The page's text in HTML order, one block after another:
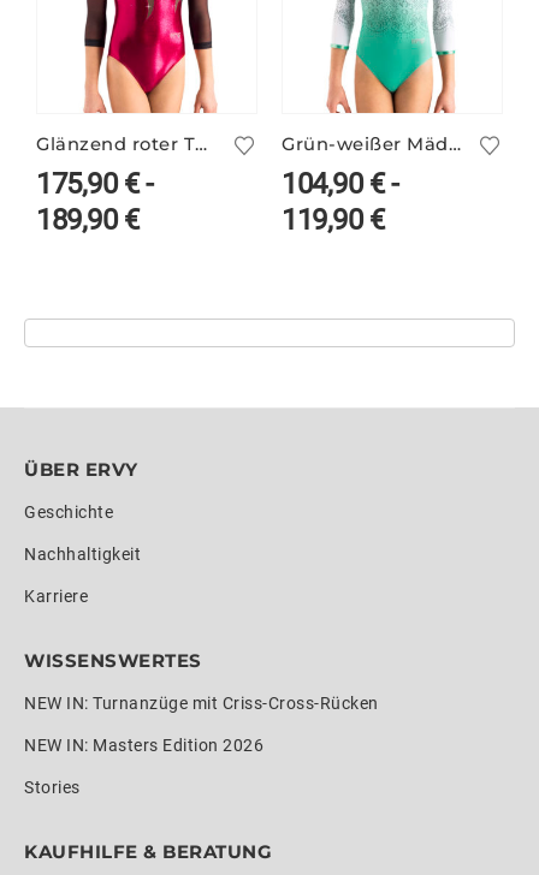
Glänzend roter Turnanzug LORNA/3 mit Ärmelprint
175,90€-
189,90€
Grün-weißer Mädchen Print-Turnanzug ILKA/4
104,90€-
119,90€
ÜBER ERVY
Geschichte
Nachhaltigkeit
Karriere
WISSENSWERTES
NEW IN: Turnanzüge mit Criss-Cross-Rücken
NEW IN: Masters Edition 2026
Stories
KAUFHILFE & BERATUNG